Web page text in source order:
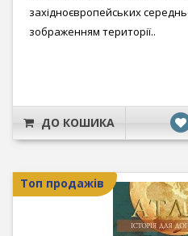
західноєвропейських
зображенням території..
ДО КОШИКА
Топ продажів